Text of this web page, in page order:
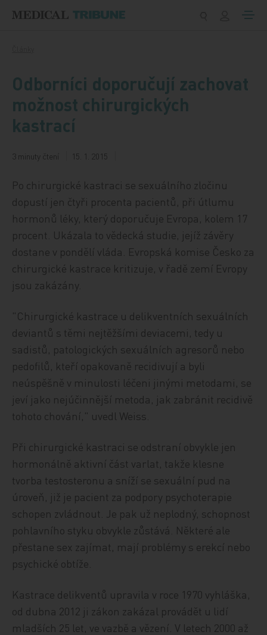
Odborníci doporučují zachovat
možnost chirurgických
kastrací
3 minuty čtení 15. 1. 2015
Po chirurgické kastraci se sexuálního zločinu
dopustí jen čtyři procenta pacientů, při útlumu
hormonů léky, který doporučuje Evropa, kolem 17
procent. Ukázala to vědecká studie, jejíž závěry
dostane v pondělí vláda. Evropská komise Česko za
chirurgické kastrace kritizuje, v řadě zemí Evropy
jsou zakázány.
"Chirurgické kastrace u delikventních sexuálních
deviantů s těmi nejtěžšími deviacemi, tedy u
sadistů, patologických sexuálních agresorů nebo
pedofilů, kteří opakovaně recidivují a byli
neúspěšně v minulosti léčeni jinými metodami, se
jeví jako nejúčinnější metoda, jak zabránit recidivě
tohoto chování," uvedl Weiss.
Při chirurgické kastraci se odstraní obvykle jen
hormonálně aktivní část varlat, takže klesne
tvorba testosteronu a sníží se sexuální pud na
úroveň, již je pacient za podpory psychoterapie
schopen zvládnout. Je pak už neplodný, schopnost
pohlavního styku obvykle zůstává. Některé ale
přestane sex zajímat, mají problémy s erekcí nebo
psychické obtíže.
Kastrace delikventů upravila v roce 1970 vyhláška,
od dubna 2012 ji zákon zakázal provádět u lidí
mladších 25 let, ve vazbě a vězení. V letech 2000 až